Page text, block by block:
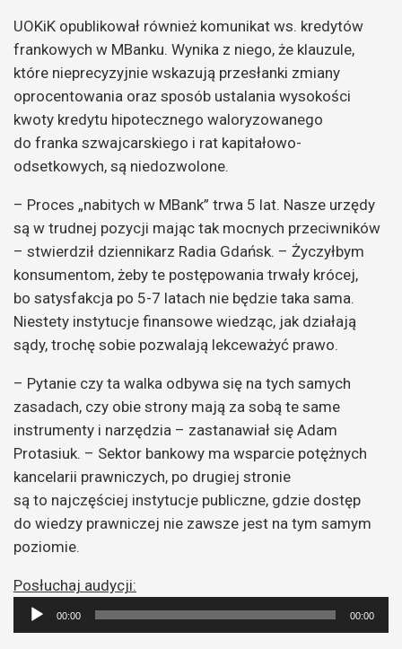
UOKiK opublikował również komunikat ws. kredytów
frankowych w MBanku. Wynika z niego, że klauzule,
które nieprecyzyjnie wskazują przesłanki zmiany
oprocentowania oraz sposób ustalania wysokości
kwoty kredytu hipotecznego waloryzowanego
do franka szwajcarskiego i rat kapitałowo-
odsetkowych, są niedozwolone.
– Proces „nabitych w MBank” trwa 5 lat. Nasze urzędy
są w trudnej pozycji mając tak mocnych przeciwników
– stwierdził dziennikarz Radia Gdańsk. – Życzyłbym
konsumentom, żeby te postępowania trwały krócej,
bo satysfakcja po 5-7 latach nie będzie taka sama.
Niestety instytucje finansowe wiedząc, jak działają
sądy, trochę sobie pozwalają lekceważyć prawo.
– Pytanie czy ta walka odbywa się na tych samych
zasadach, czy obie strony mają za sobą te same
instrumenty i narzędzia – zastanawiał się Adam
Protasiuk. – Sektor bankowy ma wsparcie potężnych
kancelarii prawniczych, po drugiej stronie
są to najczęściej instytucje publiczne, gdzie dostęp
do wiedzy prawniczej nie zawsze jest na tym samym
poziomie.
Posłuchaj audycji:
Odtwarzacz
plików
00:00 00:00